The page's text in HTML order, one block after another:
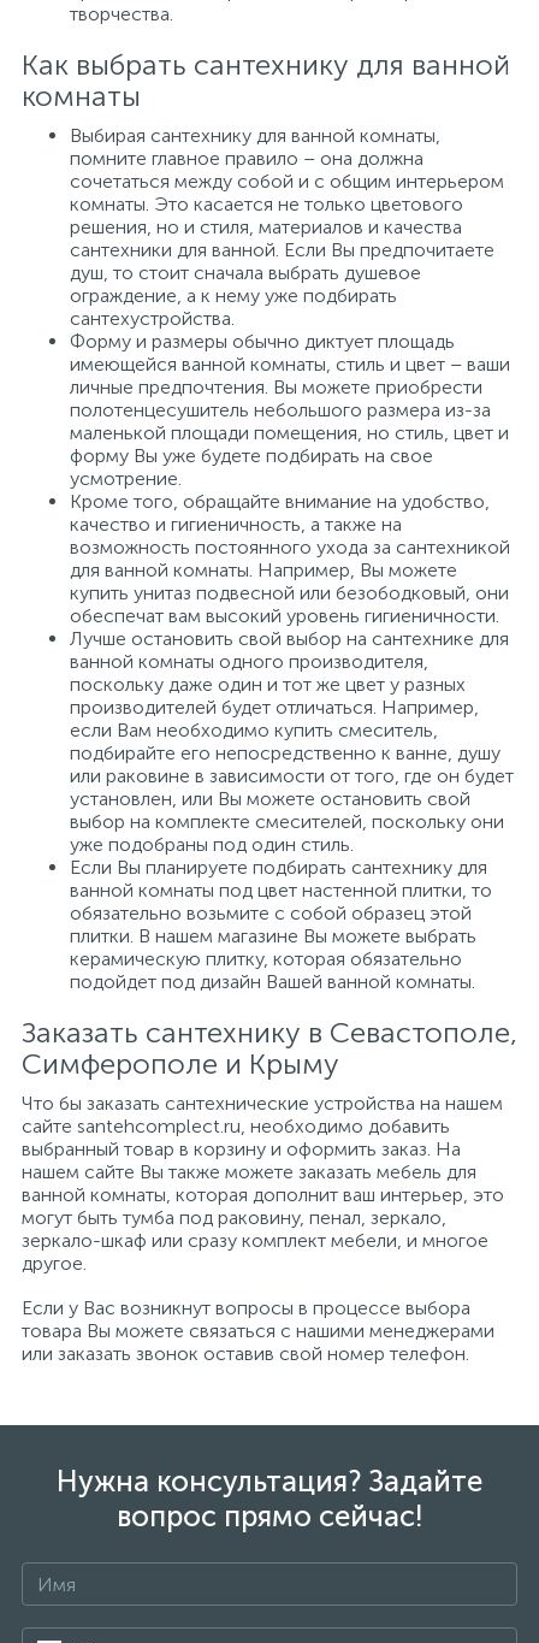
творчества.
Как выбрать сантехнику для ванной
комнаты
Выбирая сантехнику для ванной комнаты,
помните главное правило – она должна
сочетаться между собой и с общим интерьером
комнаты. Это касается не только цветового
решения, но и стиля, материалов и качества
сантехники для ванной. Если Вы предпочитаете
душ, то стоит сначала выбрать душевое
ограждение, а к нему уже подбирать
сантехустройства.
Форму и размеры обычно диктует площадь
имеющейся ванной комнаты, стиль и цвет – ваши
личные предпочтения. Вы можете приобрести
полотенцесушитель небольшого размера из-за
маленькой площади помещения, но стиль, цвет и
форму Вы уже будете подбирать на свое
усмотрение.
Кроме того, обращайте внимание на удобство,
качество и гигиеничность, а также на
возможность постоянного ухода за сантехникой
для ванной комнаты. Например, Вы можете
купить унитаз подвесной или безободковый, они
обеспечат вам высокий уровень гигиеничности.
Лучше остановить свой выбор на сантехнике для
ванной комнаты одного производителя,
поскольку даже один и тот же цвет у разных
производителей будет отличаться. Например,
если Вам необходимо купить смеситель,
подбирайте его непосредственно к ванне, душу
или раковине в зависимости от того, где он будет
установлен, или Вы можете остановить свой
выбор на комплекте смесителей, поскольку они
уже подобраны под один стиль.
Если Вы планируете подбирать сантехнику для
ванной комнаты под цвет настенной плитки, то
обязательно возьмите с собой образец этой
плитки. В нашем магазине Вы можете выбрать
керамическую плитку, которая обязательно
подойдет под дизайн Вашей ванной комнаты.
Заказать сантехнику в Севастополе,
Симферополе и Крыму
Что бы заказать сантехнические устройства на нашем
сайте santehcomplect.ru, необходимо добавить
выбранный товар в корзину и оформить заказ. На
нашем сайте Вы также можете заказать мебель для
ванной комнаты, которая дополнит ваш интерьер, это
могут быть тумба под раковину, пенал, зеркало,
зеркало-шкаф или сразу комплект мебели, и многое
другое.
Если у Вас возникнут вопросы в процессе выбора
товара Вы можете связаться с нашими менеджерами
или заказать звонок оставив свой номер телефон.
Нужна консультация? Задайте
вопрос прямо сейчас!